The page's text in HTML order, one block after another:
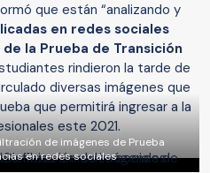
que están “analizando y
en redes sociales
la Prueba de Transición
rindieron la tarde de
diversas imágenes que
que permitirá ingresar a la
este 2021.
de imágenes de Prueba
en redes sociales